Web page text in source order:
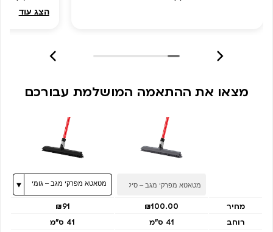
אתכם שנים
הצג עוד
מצאו את ההתאמה המושלמת עבורכם
מחיר ₪100.00
₪91
רוחב
41 ס"מ
41 ס"מ